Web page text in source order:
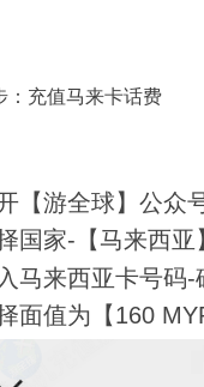
：充值马来卡话费
【游全球】公众
国家-【马来西亚
马来西亚卡号码-
面值为【160